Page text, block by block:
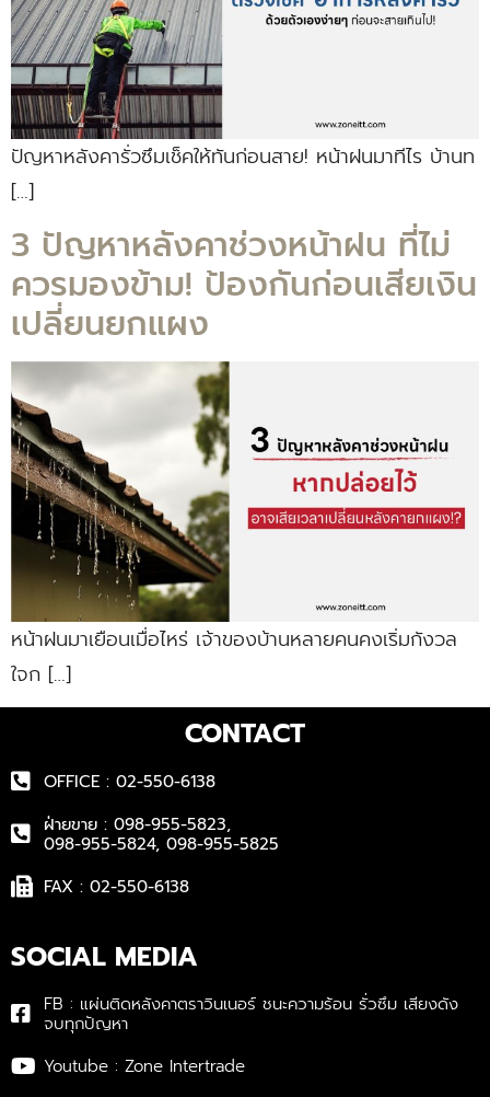
ปัญหาหลังคารั่วซึมเช็คให้ทันก่อนสาย! หน้าฝนมาทีไร บ้านท
[…]
3 ปัญหาหลังคาช่วงหน้าฝน ที่ไม่
ควรมองข้าม! ป้องกันก่อนเสียเงิน
เปลี่ยนยกแผง
หน้าฝนมาเยือนเมื่อไหร่ เจ้าของบ้านหลายคนคงเริ่มกังวล
ใจก […]
CONTACT
OFFICE : 02-550-6138
ฝ่ายขาย : 098-955-5823,
098-955-5824, 098-955-5825
FAX : 02-550-6138
SOCIAL MEDIA
FB : แผ่นติดหลังคาตราวินเนอร์ ชนะความร้อน รั่วซึม เสียงดัง
จบทุกปัญหา
Youtube : Zone Intertrade